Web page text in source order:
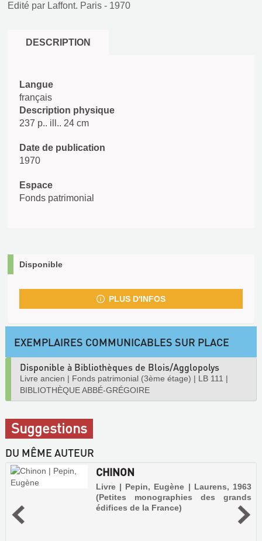
Edité par Laffont. Paris - 1970
DESCRIPTION
Langue
français
Description physique
237 p.. ill.. 24 cm
Date de publication
1970
Espace
Fonds patrimonial
Disponible
PLUS D'INFOS
EXEMPLAIRES COMMUNICABLES SUR PLACE
Disponible à Bibliothèques de Blois/Agglopolys
Livre ancien | Fonds patrimonial (3ème étage) | LB 111 |
BIBLIOTHÈQUE ABBÉ-GRÉGOIRE
Suggestions
DU MÊME AUTEUR
CHINON
Livre | Pepin, Eugène | Laurens, 1963
(Petites monographies des grands
édifices de la France)